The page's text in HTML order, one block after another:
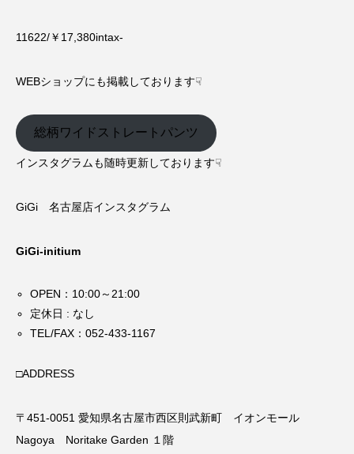
11622/￥17,380intax-
WEBショップにも掲載しております☟
総柄ワイドストレートパンツ
インスタグラムも随時更新しております☟
GiGi 名古屋店インスタグラム
GiGi-initium
OPEN：10:00～21:00
定休日 : なし
TEL/FAX：052-433-1167
□ADDRESS
〒451-0051 愛知県名古屋市西区則武新町 イオンモール
Nagoya Noritake Garden １階